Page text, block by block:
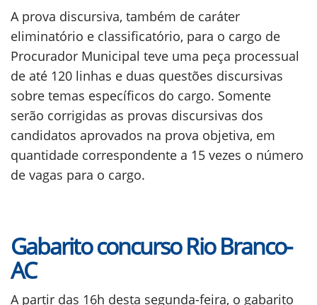
A prova discursiva, também de caráter
eliminatório e classificatório, para o cargo de
Procurador Municipal teve uma peça processual
de até 120 linhas e duas questões discursivas
sobre temas específicos do cargo. Somente
serão corrigidas as provas discursivas dos
candidatos aprovados na prova objetiva, em
quantidade correspondente a 15 vezes o número
de vagas para o cargo.
Gabarito concurso Rio Branco-
AC
A partir das 16h desta segunda-feira, o gabarito